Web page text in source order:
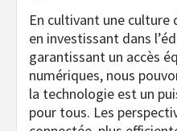
En cultivant une culture
en investissant dans
garantissant un accès
numériques, nous
la technologie est un
pour tous. Les